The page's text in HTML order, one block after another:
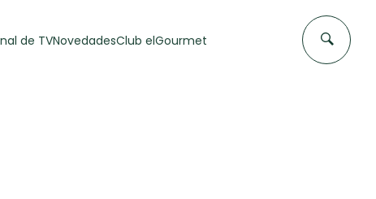
de TVNovedadesClub elGourmet